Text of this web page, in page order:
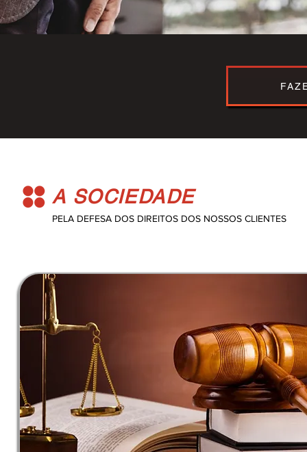
A SOCIEDADE
PELA DEFESA DOS DIREITOS DOS NOSSOS CLIENTES​